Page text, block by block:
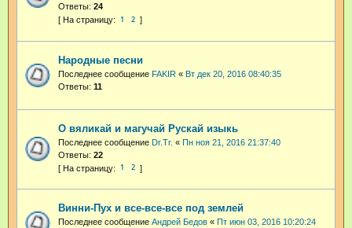
Ответы: 24
1 2
Народные песни
Последнее сообщение FAKIR « Вт дек 20, 2016 08:40:35
Ответы: 11
О вяликай и магучай Рускай изыкь
Последнее сообщение Dr.Tr. « Пн ноя 21, 2016 21:37:40
Ответы: 22
1 2
Винни-Пух и все-все-все под землей
Последнее сообщение Андрей Бедов « Пт июн 03, 2016 10:20:24